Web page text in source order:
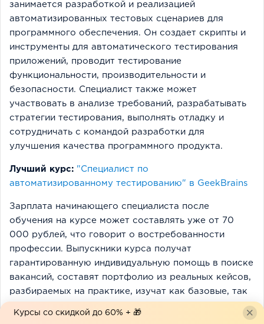
занимается разработкой и реализацией
автоматизированных тестовых сценариев для
программного обеспечения. Он создает скрипты и
инструменты для автоматического тестирования
приложений, проводит тестирование
функциональности, производительности и
безопасности. Специалист также может
участвовать в анализе требований, разрабатывать
стратегии тестирования, выполнять отладку и
сотрудничать с командой разработки для
улучшения качества программного продукта.
Лучший курс: "Специалист по
автоматизированному тестированию" в GeekBrains
Зарплата начинающего специалиста после
обучения на курсе может составлять уже от 70
000 рублей, что говорит о востребованности
профессии. Выпускники курса получат
гарантированную индивидуальную помощь в поиске
вакансий, составят портфолио из реальных кейсов,
разбираемых на практике, изучат как базовые, так
Курсы со скидкой до 60% + 🎁